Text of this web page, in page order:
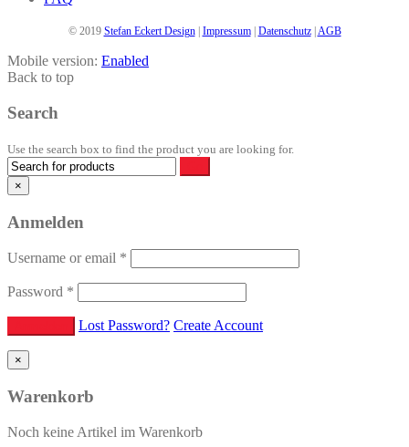
© 2019 Stefan Eckert Design| Impressum| Datenschutz| AGB
Mobile version: Enabled
Back to top
Search
Use the search box to find the product you are looking for.
×
Anmelden
Username or email *
Password *
Lost Password? Create Account
×
Warenkorb
Noch keine Artikel im Warenkorb